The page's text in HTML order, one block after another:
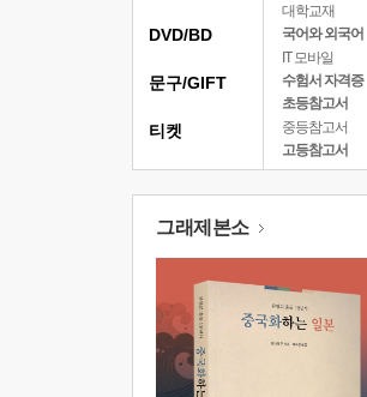
대학교재
국어와 외국어
IT 모바일
수험서 자격증
초등참고서
중등참고서
고등참고서
DVD/BD
문구/GIFT
티켓
그래제본소